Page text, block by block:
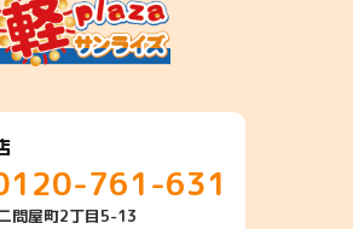
761-631
問屋町2丁目5-13